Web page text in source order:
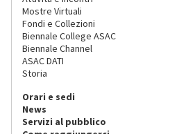
Mostre Virtuali
Fondi e Collezioni
Biennale College ASAC
Biennale Channel
ASAC DATI
Storia
Orari e sedi
News
Servizi al pubblico